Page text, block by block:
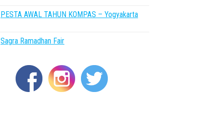
PESTA AWAL TAHUN KOMPAS – Yogyakarta
Sagra Ramadhan Fair